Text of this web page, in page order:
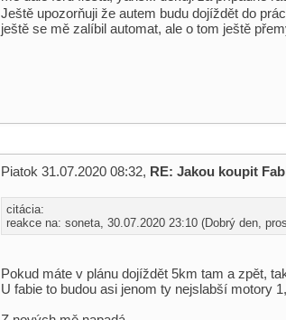
Ještě upozorňuji že autem budu dojíždět do
ještě se mě zalíbil automat, ale o tom ještě
Piatok 31.07.2020 08:32, RE: Jakou koupit
citácia:
reakce na: soneta, 30.07.2020 23:10 (Dobrý den,
Pokud máte v plánu dojíždět 5km tam a zpět,
U fabie to budou asi jenom ty nejslabší motory